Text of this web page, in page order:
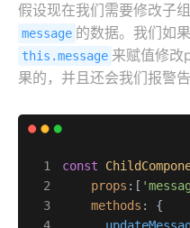
假设现在我们需要修改子
message 的数据。我们如
this.message 来赋值修改
果的，并且还会我们报警告
const
props :[
methods : {